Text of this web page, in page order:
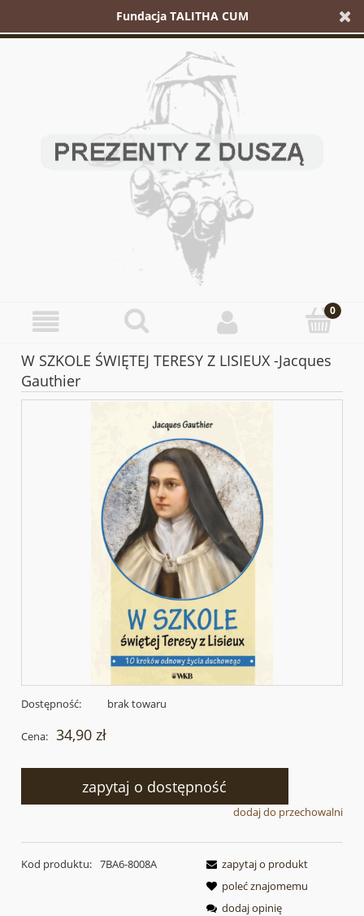
Fundacja TALITHA CUM
W SZKOLE ŚWIĘTEJ TERESY Z LISIEUX -Jacques
Gauthier
Dostępność: brak towaru
Cena: 34,90 zł
zapytaj o dostępność
dodaj do przechowalni
Kod produktu: 7BA6-8008A
zapytaj o produkt
poleć znajomemu
dodaj opinię